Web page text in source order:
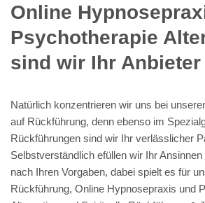
Online
Psychotherapie
sind wir Ihr Anbieter
Natürlich konzentrieren wir uns bei
auf Rückführung, denn ebenso im
Rückführungen sind wir Ihr verlässlicher
Selbstverständlich efüllen wir Ihr
nach Ihren Vorgaben, dabei spielt es für
Rückführung, Online Hypnosepraxis und